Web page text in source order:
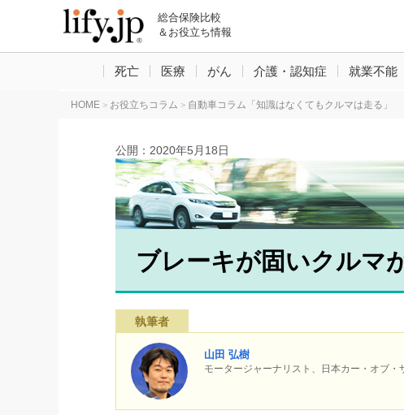
総合保険比較
＆お役立ち情報
死亡 医療 がん 介護・認知症 就業不能
HOME > お役立ちコラム > 自動車コラム「知識はなくてもクルマは走る」
公開： 2020年5月18日
ブレーキが固いクルマ
執筆者
山田 弘樹
モータージャーナリスト、日本カー・オブ